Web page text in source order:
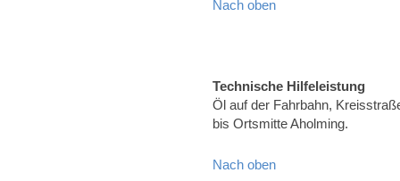
Nach oben
Technische Hilfeleistung
Öl auf der Fahrbahn,
bis Ortsmitte Aholming.
Nach oben